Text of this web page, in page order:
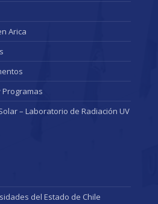
Arica
Programas
– Laboratorio de Radiación UV
del Estado de Chile